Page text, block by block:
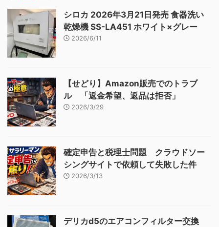
シロカ 2026年3月21日発売 食器洗い
乾燥機 SS-LA451 ホワイト×グレー
2026/6/11
【せどり】Amazon販売でのトラブ
ル 「返金希望、返品は拒否」
2026/3/29
確定申告と税理士問題 クラウドソー
シングサイトで依頼して失敗した件
2026/3/13
デリカd5のエアコンフィルター交換